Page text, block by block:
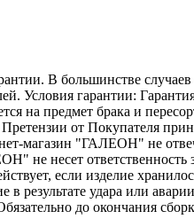
В большинстве случаев
Условия гарантии:
на предмет брака и
от Покупателя
магазин "ГАЛЕОН" не
не несет
если изделие
удара или
до окончания